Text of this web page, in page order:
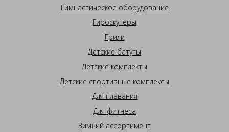
Гимнастическое оборудование
Гироскутеры
Грили
Детские батуты
Детские комплекты
Детские спортивные комплексы
Для плавания
Для фитнеса
Зимний ассортимент